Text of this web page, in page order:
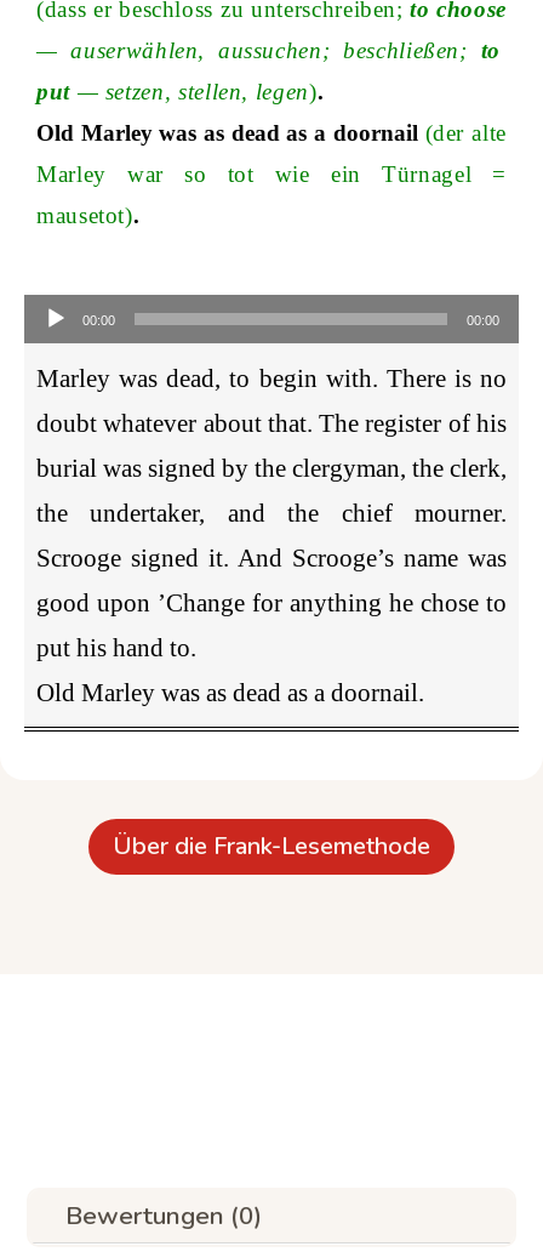
(dass er beschloss zu unterschreiben; to choose
— auserwählen, aussuchen; beschließen; to
put— setzen, stellen, legen).
Old Marley was as dead as a doornail (der alte
Marley war so tot wie ein Türnagel =
mausetot).
Player00:00 00:00
Marley was dead, to begin with. There is no
doubt whatever about that. The register of his
burial was signed by the clergyman, the clerk,
the undertaker, and the chief mourner.
Scrooge signed it. And Scrooge’s name was
good upon ’Change for anything he chose to
put his hand to.
Old Marley was as dead as a doornail.
Über die Frank-Lesemethode
Bewertungen (0)